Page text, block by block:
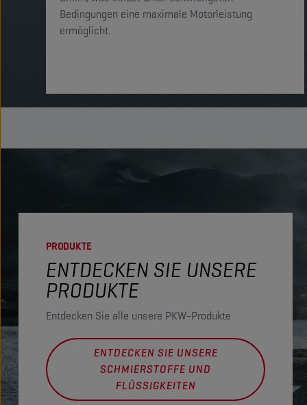
Bedingungen eine maximale Motorleistung
ermöglicht.
PRODUKTE
ENTDECKEN SIE UNSERE
PRODUKTE
Entdecken Sie alle unsere PKW-Produkte
ENTDECKEN SIE UNSERE
SCHMIERSTOFFE UND
FLÜSSIGKEITEN